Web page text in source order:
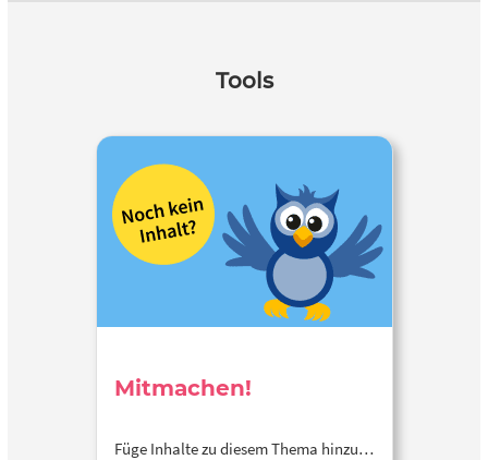
Tools
Mitmachen!
Füge Inhalte zu diesem Thema hinzu…